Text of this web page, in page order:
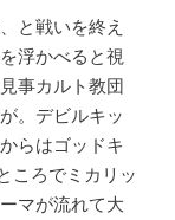
と戦いを終え
浮かべると視
事カルト教団
。デビルキッ
らはゴッドキ
ころでミカリッ
マが流れて大